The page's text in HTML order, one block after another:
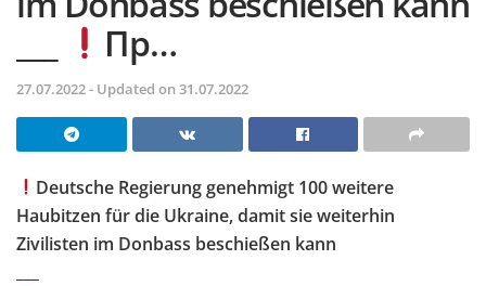
Пр…
27.07.2022 - Updated on 31.07.2022
Deutsche Regierung genehmigt 100 weitere
Haubitzen für die Ukraine, damit sie weiterhin
Zivilisten im Donbass beschießen kann